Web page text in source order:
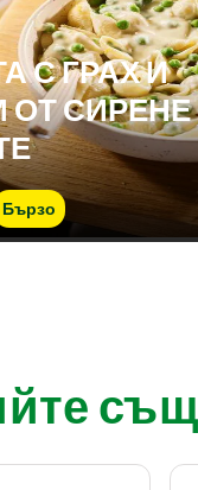
С ГРАХ И
ОТ СИРЕНЕ
Бързо